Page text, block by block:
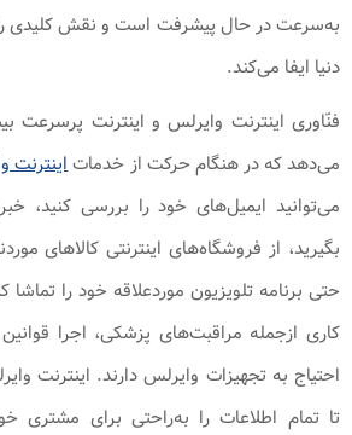
به‌سرعت در حال پیشرفت است و نقش کلیدی
دنیا ایفا می‌کند.
فنّاوری اینترنت وایرلس و اینترنت پرسرعت
می‌دهد که در هنگام حرکت از خدماتاینترنت
می‌توانید ایمیل‌های خود را بررسی کنید،
بگیرید، از فروشگاه‌های اینترنتی کالاهای
حتی برنامه تلویزیون موردعلاقه خود را تماشا
کاری ازجمله مراقبت‌های پزشکی، اجرا
احتیاج به تجهیزات وایرلس دارند. اینترنت
تا تمام اطلاعات را به‌راحتی برای مشتری